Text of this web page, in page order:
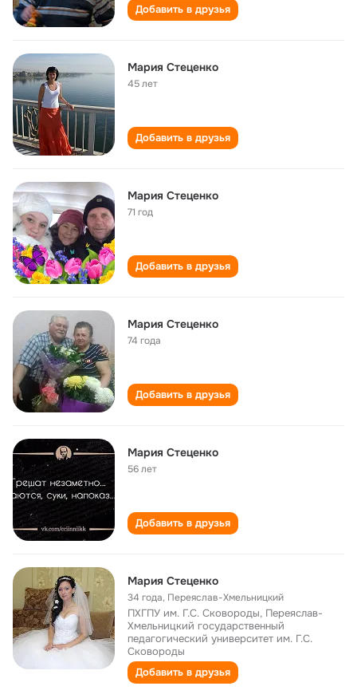
Добавить в друзья
Мария Стеценко
45 лет
Добавить в друзья
Мария Стеценко
71 год
Добавить в друзья
Мария Стеценко
74 года
Добавить в друзья
Мария Стеценко
56 лет
Добавить в друзья
Мария Стеценко
34 года, Переяслав-Хмельницкий
ПХГПУ им. Г.С. Сковороды, Переяслав-
Хмельницкий государственный
педагогический университет им. Г.С.
Сковороды
Добавить в друзья